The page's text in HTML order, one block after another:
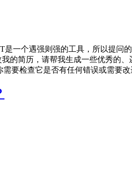
一个遇强则强的工具，所以提问
的简历，请帮我生成一些优秀的
要检查它是否有任何错误或需要